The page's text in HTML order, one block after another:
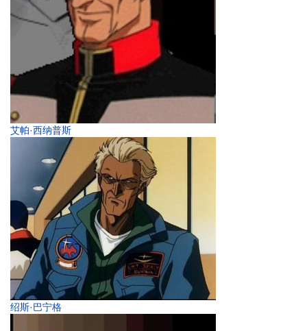
艾帕·西纳普斯
绍斯·巴宁格